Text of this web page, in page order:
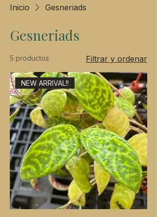
Inicio Gesneriads
Gesneriads
5 productos Filtrar y ordenar
NEW ARRIVAL!!